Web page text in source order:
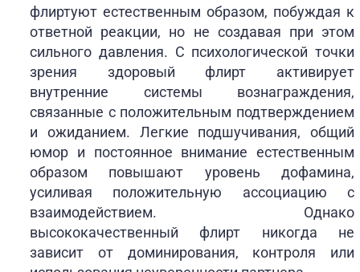
флиртуют естественным образом, побуждая к
ответной реакции, но не создавая при этом
сильного давления. С психологической точки
зрения здоровый флирт активирует
внутренние системы вознаграждения,
связанные с положительным подтверждением
и ожиданием. Легкие подшучивания, общий
юмор и постоянное внимание естественным
образом повышают уровень дофамина,
усиливая положительную ассоциацию с
взаимодействием. Однако
высококачественный флирт никогда не
зависит от доминирования, контроля или